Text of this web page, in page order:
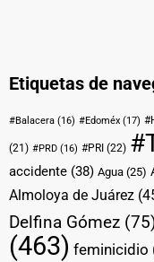
Etiquetas de
#Balacera (16) #Edoméx (17)
(21) #PRD (16) #PRI (22)
accidente (38) Agua (25)
Almoloya de Juárez
Delfina Gómez
(463) feminicidio